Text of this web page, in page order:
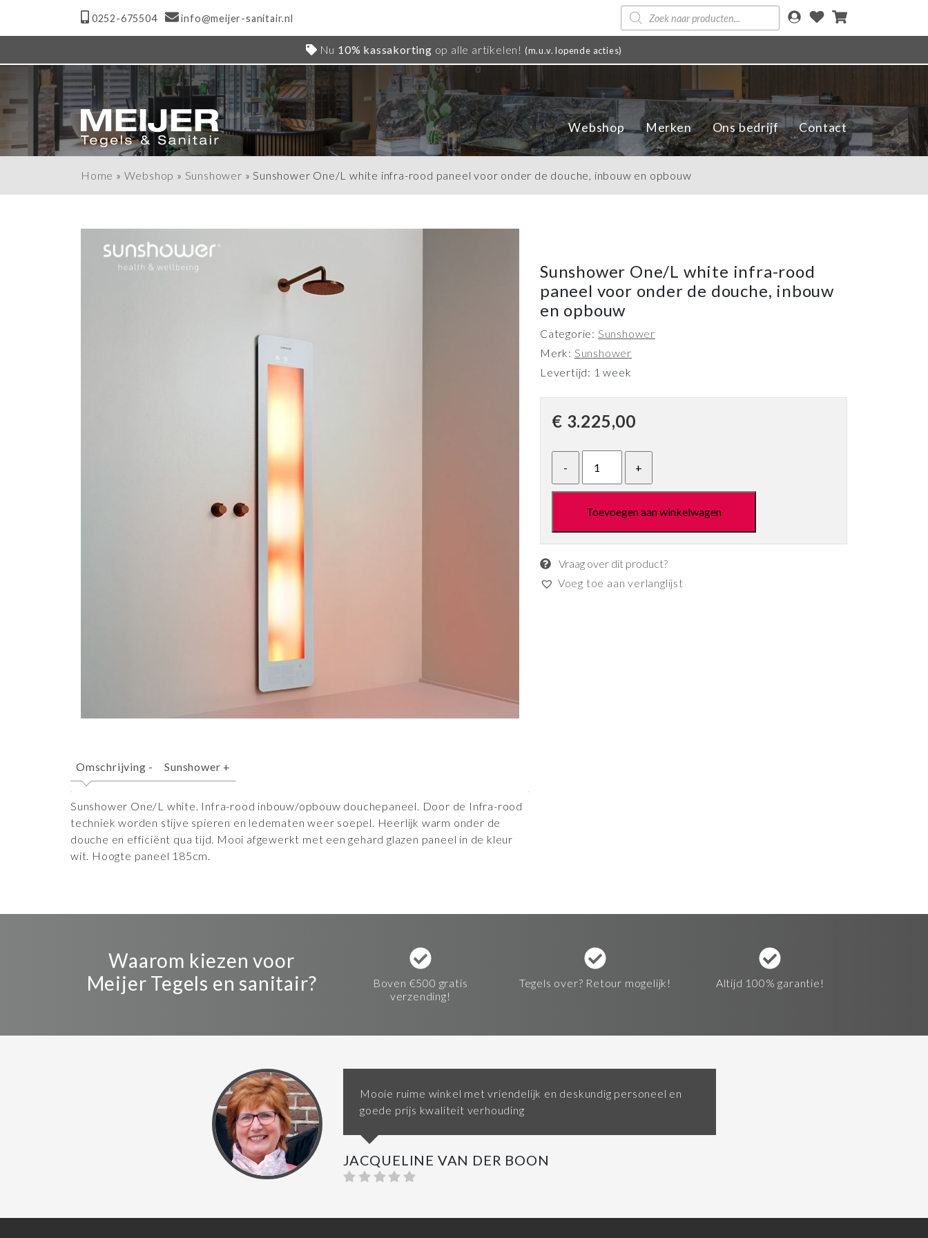
0252-675504 info@meijer-sanitair.nl
Producten
zoeken
Nu 10% kassakorting op alle artikelen! (m.u.v. lopende acties)
Webshop Merken Ons bedrijf Contact
Home » Webshop » Sunshower »Sunshower One/L white infra-rood paneel voor onder de douche, inbouw en opbouw
Omschrijving - Sunshower +
Sunshower One/L white. Infra-rood inbouw/opbouw douchepaneel. Door de Infra-rood
techniek worden stijve spieren en ledematen weer soepel. Heerlijk warm onder de
douche en efficiënt qua tijd. Mooi afgewerkt met een gehard glazen paneel in de kleur
wit. Hoogte paneel 185cm.
Sunshower One/L white infra-rood
paneel voor onder de douche, inbouw
en opbouw
Categorie: Sunshower
Merk: Sunshower
Levertijd: 1 week
€ 3.225,00
Toevoegen aan winkelwagen
Vraag over dit product?
Voeg toe aan verlanglijst
Waarom kiezen voor
Meijer Tegels en sanitair?
Boven €500 gratis
verzending!
Tegels over? Retour mogelijk! Altijd 100% garantie!
Mooie ruime winkel met vriendelijk en deskundig personeel en
goede prijs kwaliteit verhouding
JACQUELINE VAN DER BOON